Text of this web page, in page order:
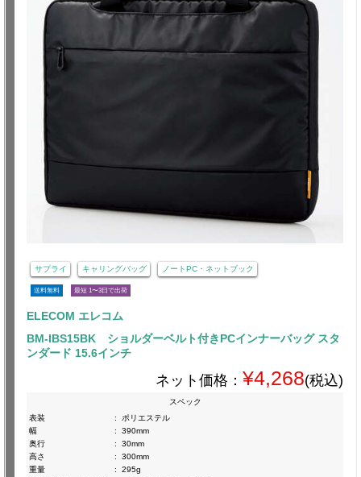
サプライ キャリングバッグ ノートPC・ネットブック
送料無料 最短 1〜3日で出荷
ELECOM エレコム
BM-IBS15BK ショルダーベルト付きPCインナーバッグ スタ
ンダード 15.6インチ
ネット価格： ¥4,268(税込)
スペック
表装
:
ポリエステル
幅
:
390mm
奥行
:
30mm
高さ
:
300mm
重量
:
295g